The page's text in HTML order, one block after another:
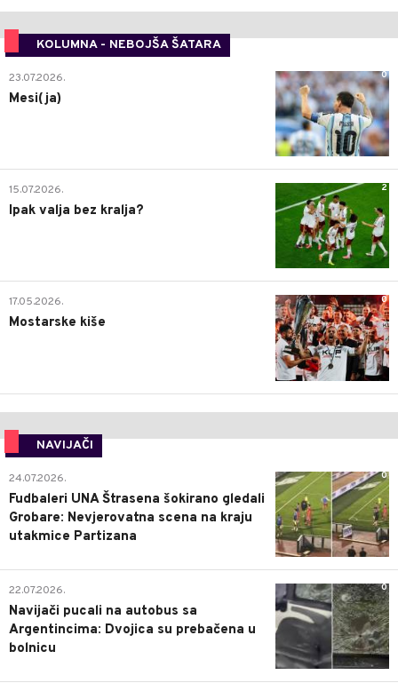
KOLUMNA - NEBOJŠA ŠATARA
0
23.07.2026.
Mesi(ja)
2
15.07.2026.
Ipak valja bez kralja?
0
17.05.2026.
Mostarske kiše
NAVIJAČI
0
24.07.2026.
Fudbaleri UNA Štrasena šokirano gledali
Grobare: Nevjerovatna scena na kraju
utakmice Partizana
0
22.07.2026.
Navijači pucali na autobus sa
Argentincima: Dvojica su prebačena u
bolnicu